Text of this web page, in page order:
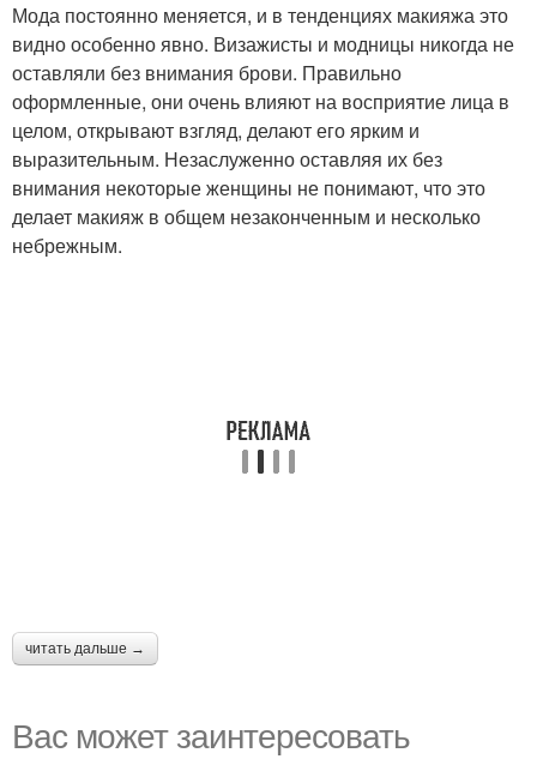
Мода постоянно меняется, и в тенденциях макияжа это
видно особенно явно. Визажисты и модницы никогда не
оставляли без внимания брови. Правильно
оформленные, они очень влияют на восприятие лица в
целом, открывают взгляд, делают его ярким и
выразительным. Незаслуженно оставляя их без
внимания некоторые женщины не понимают, что это
делает макияж в общем незаконченным и несколько
небрежным.
читать дальше →
Вас может заинтересовать